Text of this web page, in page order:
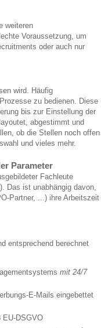
weiteren
Voraussetzung, um
oder auch nur
wird. Häufig
zu bedienen. Diese
bis zur Einstellung der
abgestimmt und
ob die Stellen noch offen
und vieles mehr.
Parameter
Fachleute
Das ist unabhängig davon,
Partner, ...) ihre Arbeitszeit
entsprechend berechnet
mit 24/7
E-Mails eingebettet
EU-DSGVO